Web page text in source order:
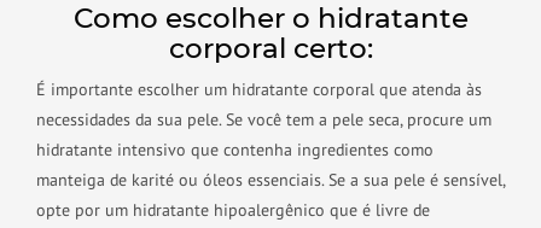
Como escolher o hidratante
corporal certo:
É importante escolher um hidratante corporal que atenda às
necessidades da sua pele. Se você tem a pele seca, procure um
hidratante intensivo que contenha ingredientes como
manteiga de karité ou óleos essenciais. Se a sua pele é sensível,
opte por um hidratante hipoalergênico que é livre de